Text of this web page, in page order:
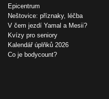
Epicentrum
Neštovice: příznaky, léčba
V čem jezdí Yamal a Mesii?
Kvízy pro seniory
Kalendář úplňků 2026
Co je bodycount?